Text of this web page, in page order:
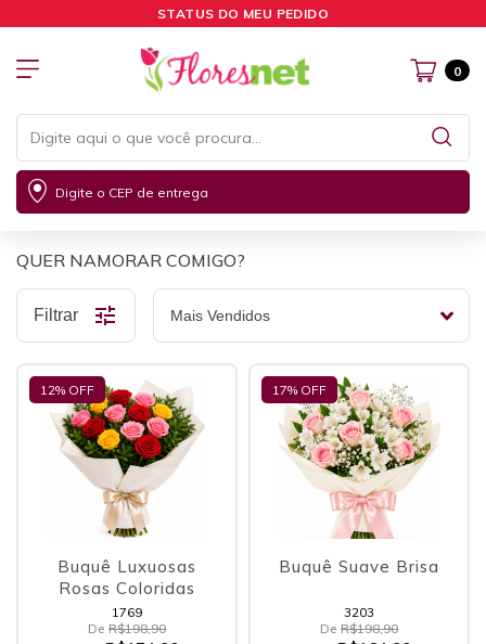
STATUS DO MEU PEDIDO
0
Digite o CEP de entrega
QUER NAMORAR COMIGO?
Filtrar
12% OFF
Buquê Luxuosas
Rosas Coloridas
1769
De R$198,90
17% OFF
Buquê Suave Brisa
3203
De R$198,90